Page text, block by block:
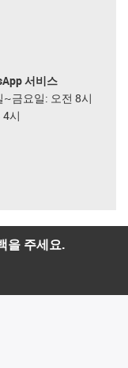
서비스
~금요일: 오전 8시
시
을 주세요.